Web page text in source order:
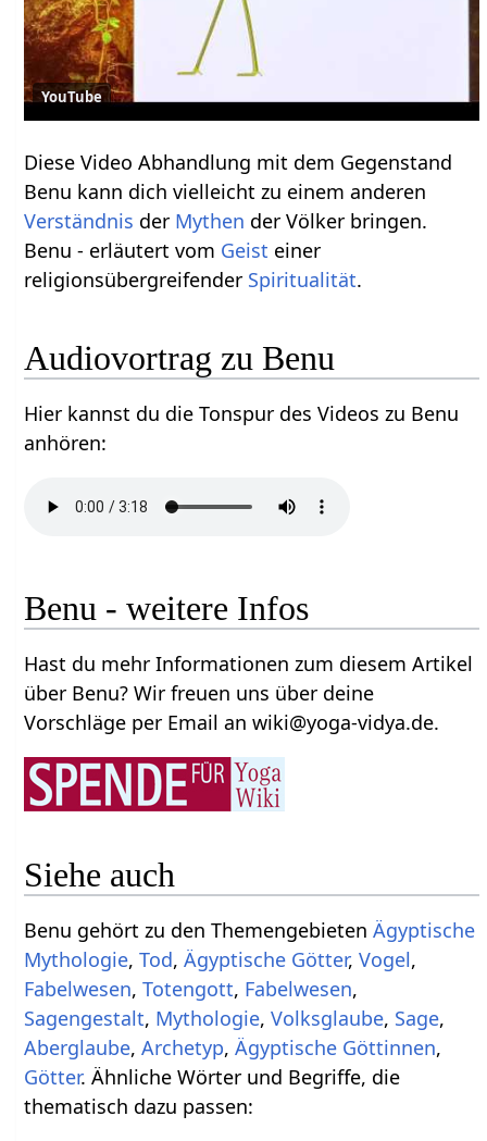
YouTube
Diese Video Abhandlung mit dem Gegenstand
Benu kann dich vielleicht zu einem anderen
Verständnis der Mythen der Völker bringen.
Benu - erläutert vom Geist einer
religionsübergreifender Spiritualität.
Audiovortrag zu Benu
Hier kannst du die Tonspur des Videos zu Benu
anhören:
Benu - weitere Infos
Hast du mehr Informationen zum diesem Artikel
über Benu? Wir freuen uns über deine
Vorschläge per Email an wiki@yoga-vidya.de.
Siehe auch
Benu gehört zu den ThemengebietenÄgyptische
Mythologie,Tod,Ägyptische Götter,Vogel,
Fabelwesen,Totengott, Fabelwesen,
Sagengestalt, Mythologie,Volksglaube, Sage,
Aberglaube,Archetyp,Ägyptische Göttinnen,
Götter. Ähnliche Wörter und Begriffe, die
thematisch dazu passen: